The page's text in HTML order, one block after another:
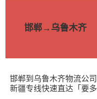
中型货
车
20立方
邯郸→乌鲁木齐
邯郸到乌鲁木齐物流公司|
新疆专线快速直达「要多